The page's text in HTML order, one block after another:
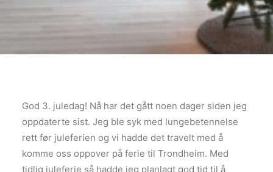
God 3. juledag! Nå har det gått noen dager siden jeg
oppdaterte sist. Jeg ble syk med lungebetennelse
rett før juleferien og vi hadde det travelt med å
komme oss oppover på ferie til Trondheim. Med
tidlig juleferie så hadde jeg planlagt god tid til å